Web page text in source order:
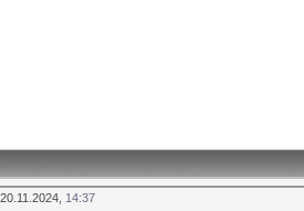
20.11.2024, 14:37